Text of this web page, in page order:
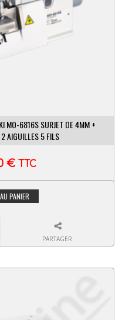
MO-6816S SURJET DE 4MM +
AIGUILLES 5 FILS
€ TTC
PANIER
PARTAGER